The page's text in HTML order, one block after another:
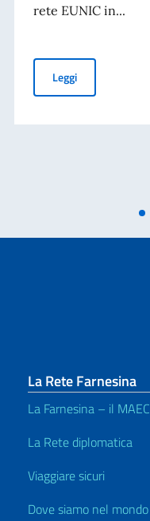
IN FAVORE DEGLI
rete EUNIC in...
LeggiSOUND OF
La Rete Farnesina
La Farnesina – il
La Rete diplomatica
Viaggiare sicuri
Dove siamo nel mondo